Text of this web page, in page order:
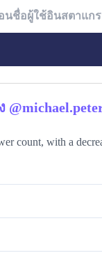
count, with a